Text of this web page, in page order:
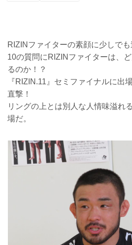
RIZINファイターの素顔に少しでも
10の質問にRIZINファイターは、
るのか！？
『RIZIN.11』セミファイナルに出
直撃！
リングの上とは別人な人情味溢れ
場だ。